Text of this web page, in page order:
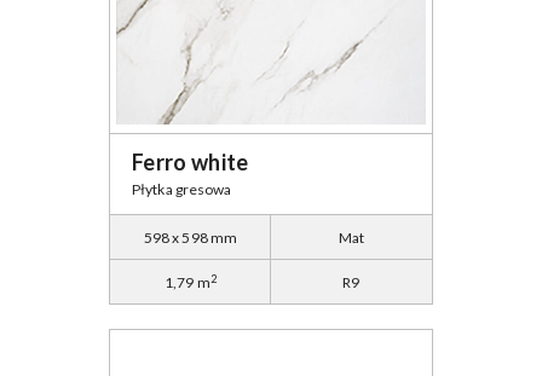
Ferro white
Płytka gresowa
598 x 598 mm Mat
1,79 m2 R9